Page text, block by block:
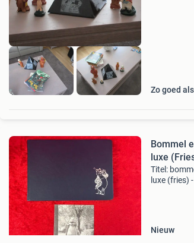
Zo goed
Bommel
luxe
Titel:
luxe (fries)
Nieuw